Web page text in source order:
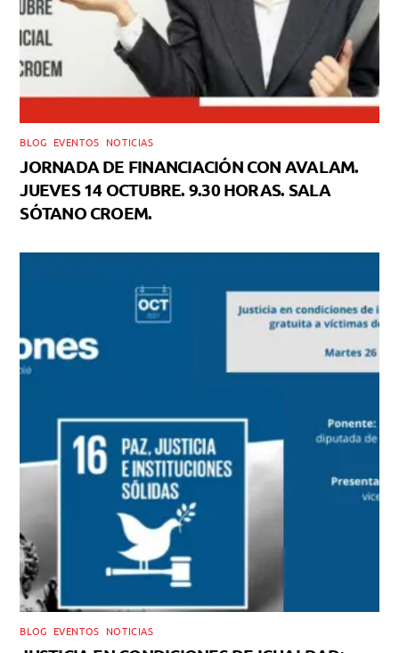
BLOG EVENTOS NOTICIAS
JORNADA DE FINANCIACIÓN CON AVALAM.
JUEVES 14 OCTUBRE. 9.30 HORAS. SALA
SÓTANO CROEM.
BLOG EVENTOS NOTICIAS